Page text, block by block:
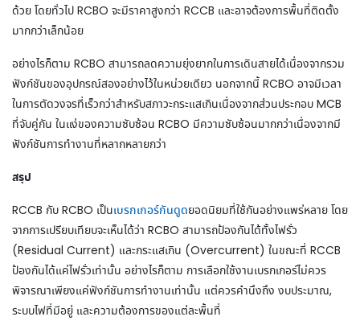
ด้วย โดยทั่วไป RCBO จะมีราคาสูงกว่า RCCB และอาจต้องการพื้นที่ติดตั้ง
มากกว่าเล็กน้อย
อย่างไรก็ตาม RCBO สามารถลดความยุ่งยากในการเดินสายได้เนื่องจากรวม
ฟังก์ชันของอุปกรณ์สองอย่างไว้ในหน่วยเดียว นอกจากนี้ RCBO อาจมีเวลา
ในการตัดวงจรที่เร็วกว่าสำหรับสภาวะกระแสเกินเนื่องจากส่วนประกอบ MCB
ที่จับคู่กัน ในแง่ของความซับซ้อน RCBO มีความซับซ้อนมากกว่าเนื่องจากมี
ฟังก์ชันการทำงานที่หลากหลายกว่า
สรุป
RCCB กับ RCBO เป็นเบรกเกอร์กันดูดยอดนิยมที่ใช้กันอย่างแพร่หลาย โดย
จากการเปรียบเทียบจะเห็นได้ว่า RCBO สามารถป้องกันได้ทั้งไฟรั่ว
(Residual Current) และกระแสเกิน (Overcurrent) ในขณะที่ RCCB
ป้องกันได้แค่ไฟรั่วเท่านั้น อย่างไรก็ตาม การเลือกใช้งานเบรกเกอร์ไม่ควร
พิจารณาเพียงแค่ฟังก์ชันการทำงานเท่านั้น แต่ควรคำนึงถึง งบประมาณ,
ระบบไฟที่มีอยู่ และความต้องการของแต่ละพื้นที่